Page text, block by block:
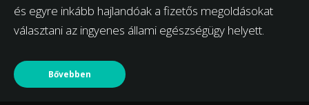
és egyre inkább hajlandóak a fizetős megoldásokat
választani az ingyenes állami egészségügy helyett.
Bővebben